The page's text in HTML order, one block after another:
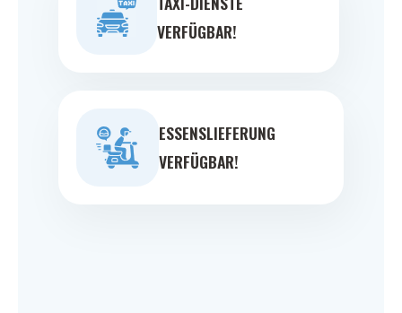
VERFÜGBAR!
ESSENSLIEFERUNG
VERFÜGBAR!